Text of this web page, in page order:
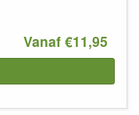
Vanaf €11,95